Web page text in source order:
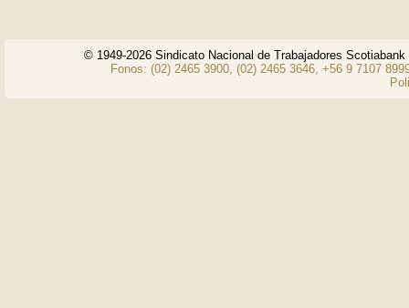
© 1949-2026 Sindicato Nacional de Trabajadores
Fonos: (02) 2465 3900, (02) 2465 3646, +56 9 7107